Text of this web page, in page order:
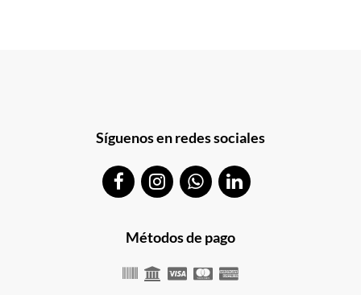
Síguenos en redes sociales
Métodos de pago